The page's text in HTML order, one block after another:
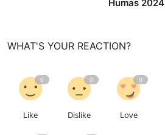
Humas 2024
WHAT'S YOUR REACTION?
0
Like
0
Dislike
0
Love